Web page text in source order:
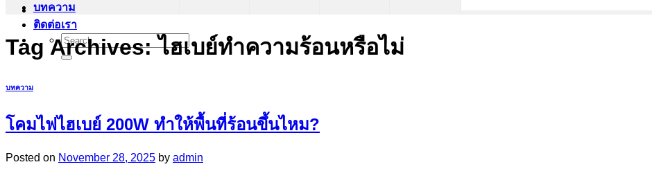
บทความ
ติดต่อเรา
Search
for:
Tag Archives:ไฮเบย์ทำความร้อนหรือไม่
บทความ
โคมไฟไฮเบย์ 200W ทำให้พื้นที่ร้อนขึ้นไหม?
Posted on November 28, 2025 by admin